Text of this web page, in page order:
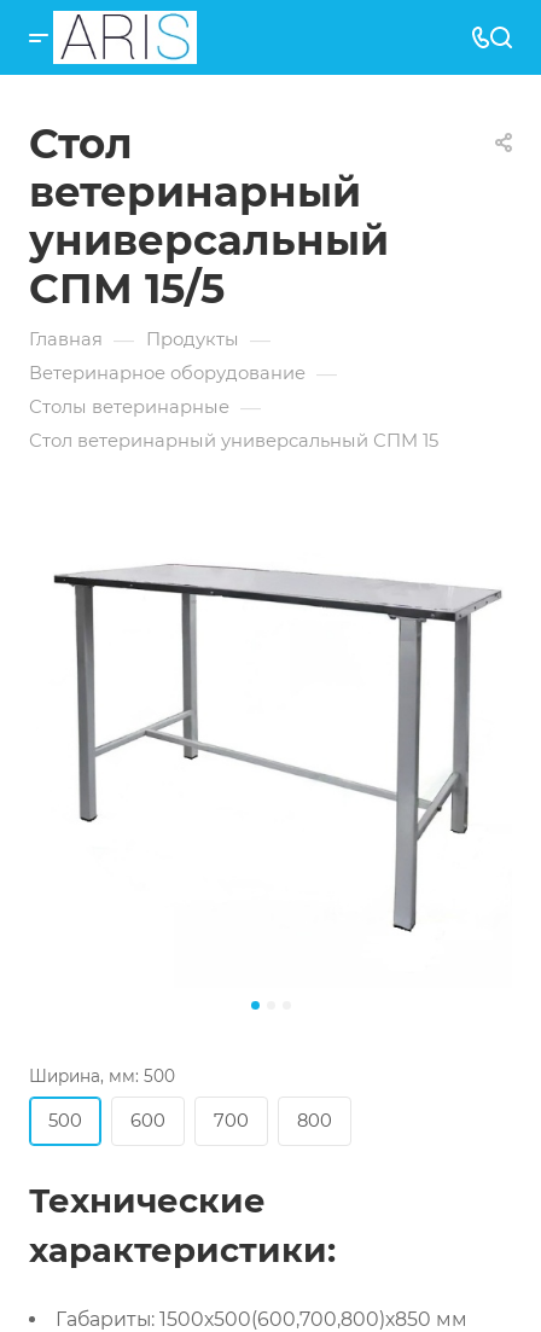
Стол
ветеринарный
универсальный
СПМ 15/5
Главная — Продукты —
Ветеринарное оборудование —
Столы ветеринарные —
Стол ветеринарный универсальный СПМ 15
Ширина, мм: 500
500 600 700 800
Технические
характеристики:
Габариты: 1500х500(600,700,800)х850 мм